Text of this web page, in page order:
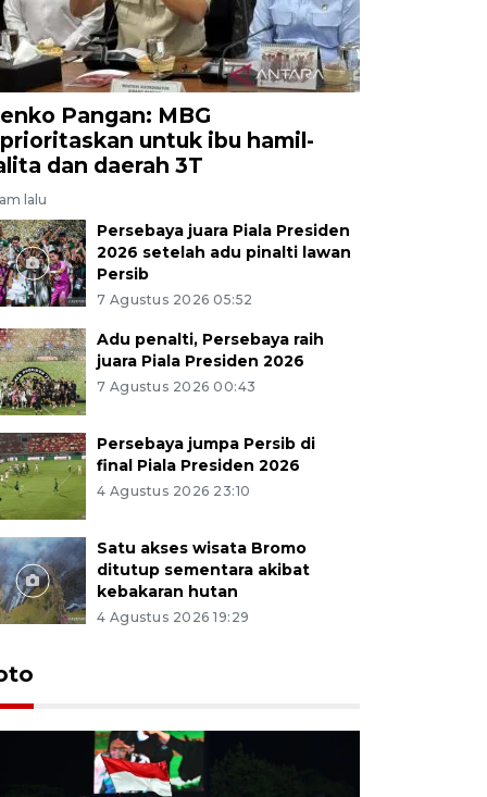
Pangan: MBG
untuk ibu hamil-
dan daerah 3T
lalu
Persebaya juara Piala Presiden
2026 setelah adu pinalti lawan
Persib
7 Agustus 2026 05:52
Adu penalti, Persebaya raih
juara Piala Presiden 2026
7 Agustus 2026 00:43
Persebaya jumpa Persib di
final Piala Presiden 2026
4 Agustus 2026 23:10
Satu akses wisata Bromo
ditutup sementara akibat
kebakaran hutan
4 Agustus 2026 19:29